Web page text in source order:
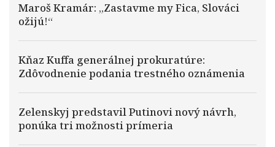
Maroš Kramár: „Zastavme my Fica, Slováci
ožijú!“
Kňaz Kuffa generálnej prokuratúre:
Zdôvodnenie podania trestného oznámenia
Zelenskyj predstavil Putinovi nový návrh,
ponúka tri možnosti prímeria